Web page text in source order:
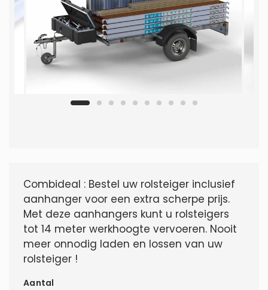
Combideal : Bestel uw rolsteiger inclusief
aanhanger voor een extra scherpe prijs.
Met deze aanhangers kunt u rolsteigers
tot 14 meter werkhoogte vervoeren. Nooit
meer onnodig laden en lossen van uw
rolsteiger !
Aantal